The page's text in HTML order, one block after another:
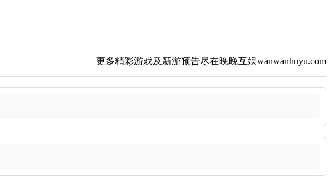
更多精彩游戏及新游预告尽在晚晚互娱wanwanhuyu.com